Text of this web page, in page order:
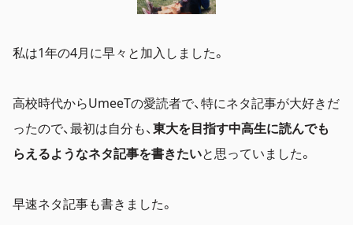
私は1年の4月に早々と加入しました。
高校時代からUmeeTの愛読者で、特にネタ記事が大好きだ
ったので、最初は自分も、東大を目指す中高生に読んでも
らえるようなネタ記事を書きたいと思っていました。
早速ネタ記事も書きました。